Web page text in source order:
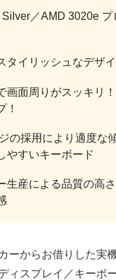
／AMD 3020e プ
タイリッシュなデザ
画面周りがスッキリ
！
の採用により適度な
やすいキーボード
生産による品質の高
ーからお借りした実
ィスプレイ／キーボ